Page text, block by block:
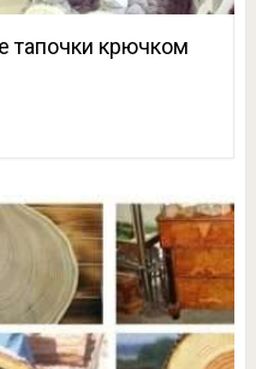
тапочки крючком